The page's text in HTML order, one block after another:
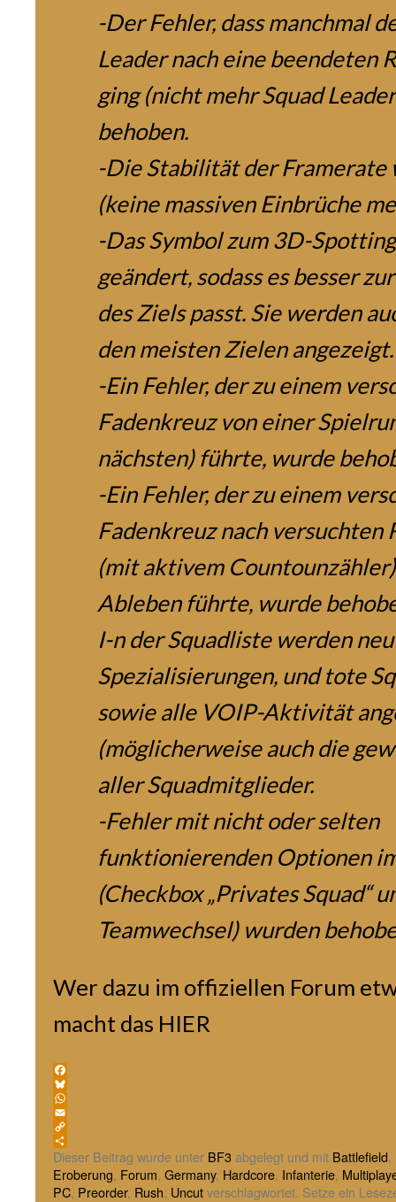
-Der Fehler, dass manchmal
Leader nach eine beendeten
ging (nicht mehr Squad
behoben.
-Die Stabilität der Framerate
(keine massiven Einbrüche
-Das Symbol zum 3D-
geändert, sodass es besser
des Ziels passt. Sie werden
den meisten Zielen angezeigt.
-Ein Fehler, der zu einem
Fadenkreuz von einer
nächsten) führte, wurde
-Ein Fehler, der zu einem
Fadenkreuz nach versuchten
(mit aktivem
Ableben führte, wurde
I-n der Squadliste werden
Spezialisierungen, und tote
sowie alle VOIP-Aktivität
(möglicherweise auch die
aller Squadmitglieder.
-Fehler mit nicht oder selten
funktionierenden Optionen
(Checkbox „Privates Squad“
Teamwechsel) wurden
Wer dazu im offiziellen Forum
macht das HIER
Facebook
Bluesky
WhatsApp
Email
Copy
Link
Teilen
Dieser Beitrag wurde unter BF3abgelegt und mit Battlefield,
Eroberung, Forum, Germany, Hardcore, Infanterie,
PC, Preorder, Rush, Uncutverschlagwortet. Setze ein